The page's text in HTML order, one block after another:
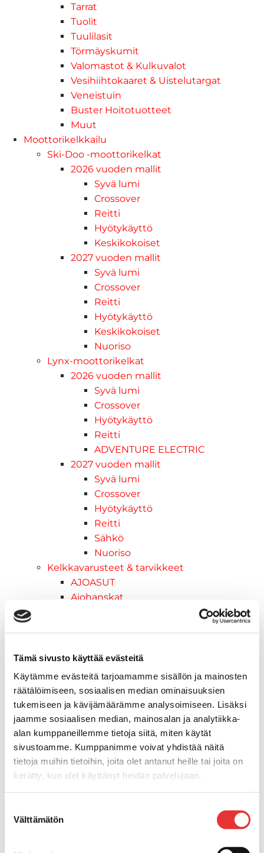
Tämä sivusto käyttää evästeitä
Käytämme evästeitä tarjoamamme sisällön ja mainosten
räätälöimiseen, sosiaalisen median ominaisuuksien
tukemiseen ja kävijämäärämme analysoimiseen. Lisäksi
jaamme sosiaalisen median, mainosalan ja analytiikka-
alan kumppaneillemme tietoja siitä, miten käytät
sivustoamme. Kumppanimme voivat yhdistää näitä
tietoja muihin tietoihin, joita olet antanut heille tai joita on
kerätty, kun olet käyttänyt heidän palvelujaan.
valinta
Välttämätön
Tarrat
Tuolit
Tuulilasit
Törmäyskumit
Valomastot & Kulkuvalot
Vesihiihtokaaret & Uistelutargat
Veneistuin
Buster Hoitotuotteet
Muut
Moottorikelkkailu
Ski-Doo -moottorikelkat
2026 vuoden mallit
Syvä lumi
Crossover
Reitti
Hyötykäyttö
Keskikokoiset
2027 vuoden mallit
Syvä lumi
Crossover
Reitti
Hyötykäyttö
Keskikokoiset
Nuoriso
Lynx-moottorikelkat
2026 vuoden mallit
Syvä lumi
Crossover
Hyötykäyttö
Reitti
ADVENTURE ELECTRIC
2027 vuoden mallit
Syvä lumi
Crossover
Hyötykäyttö
Reitti
Sähkö
Nuoriso
Kelkkavarusteet & tarvikkeet
AJOASUT
Ajohanskat
Kengät
Kypärät
Lynx ajovarusteet
Ajohousut
Ajotakit
HAALARIT
Lynx vapaa-ajan asusteet
Lynx asusteet
Ski-Doo vapaa-ajan asusteet